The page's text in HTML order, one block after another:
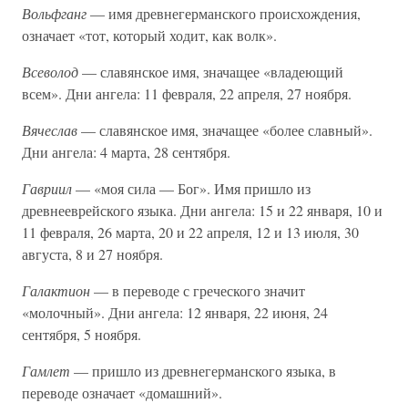
Вольфганг— имя древнегерманского происхождения,
означает «тот, который ходит, как волк».
Всеволод— славянское имя, значащее «владеющий
всем». Дни ангела: 11 февраля, 22 апреля, 27 ноября.
Вячеслав— славянское имя, значащее «более славный».
Дни ангела: 4 марта, 28 сентября.
Гавриил— «моя сила — Бог». Имя пришло из
древнееврейского языка. Дни ангела: 15 и 22 января, 10 и
11 февраля, 26 марта, 20 и 22 апреля, 12 и 13 июля, 30
августа, 8 и 27 ноября.
Галактион— в переводе с греческого значит
«молочный». Дни ангела: 12 января, 22 июня, 24
сентября, 5 ноября.
Гамлет — пришло из древнегерманского языка, в
переводе означает «домашний».